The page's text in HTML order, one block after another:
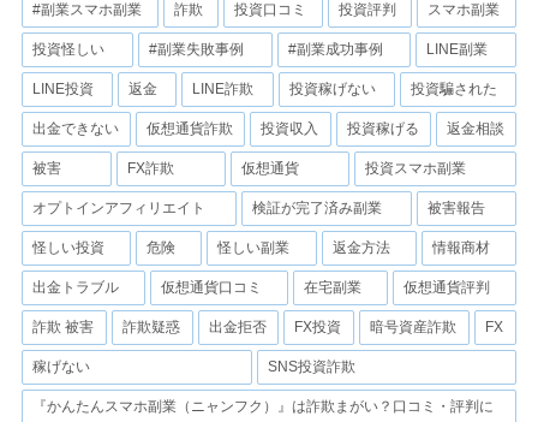
#副業スマホ副業 詐欺 投資口コミ 投資評判 スマホ副業
投資怪しい #副業失敗事例 #副業成功事例 LINE副業
LINE投資 返金 LINE詐欺 投資稼げない 投資騙された
出金できない 仮想通貨詐欺 投資収入 投資稼げる 返金相談
被害 FX詐欺 仮想通貨 投資スマホ副業
オプトインアフィリエイト 検証が完了済み副業 被害報告
怪しい投資 危険 怪しい副業 返金方法 情報商材
出金トラブル 仮想通貨口コミ 在宅副業 仮想通貨評判
詐欺 被害 詐欺疑惑 出金拒否 FX投資 暗号資産詐欺 FX
稼げない SNS投資詐欺
『かんたんスマホ副業（ニャンフク）』は詐欺まがい？口コミ・評判に